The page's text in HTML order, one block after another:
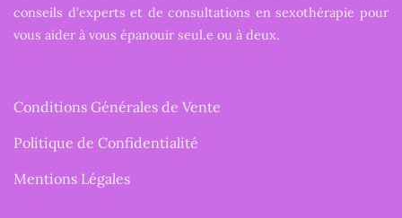
conseils d'experts et de consultations en sexothérapie pour
vous aider à vous épanouir seul.e ou à deux.
Conditions Générales de Vente
Politique de Confidentialité
Mentions Légales